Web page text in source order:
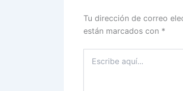
Tu dirección de correo
están marcados con *
aquí...